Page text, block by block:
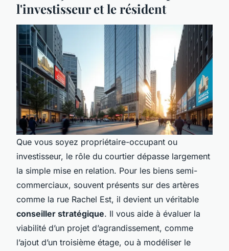
l'investisseur et le résident
Que vous soyez propriétaire-occupant ou
investisseur, le rôle du courtier dépasse largement
la simple mise en relation. Pour les biens semi-
commerciaux, souvent présents sur des artères
comme la rue Rachel Est, il devient un véritable
conseiller stratégique. Il vous aide à évaluer la
viabilité d’un projet d’agrandissement, comme
l’ajout d’un troisième étage, ou à modéliser le